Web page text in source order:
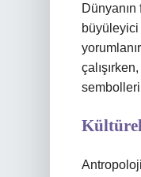
büyüleyici
çalışırken,